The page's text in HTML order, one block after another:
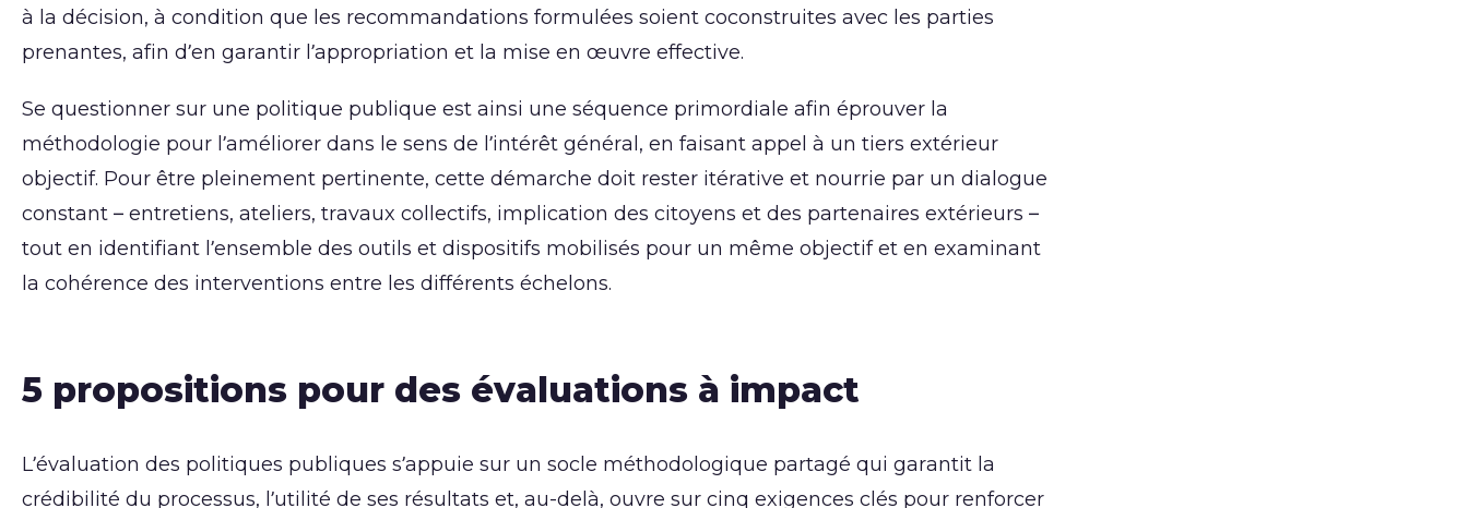
à la décision, à condition que les recommandations formulées soient coconstruites avec les parties
prenantes, afin d’en garantir l’appropriation et la mise en œuvre effective.
Se questionner sur une politique publique est ainsi une séquence primordiale afin éprouver la
méthodologie pour l’améliorer dans le sens de l’intérêt général, en faisant appel à un tiers extérieur
objectif. Pour être pleinement pertinente, cette démarche doit rester itérative et nourrie par un dialogue
constant – entretiens, ateliers, travaux collectifs, implication des citoyens et des partenaires extérieurs –
tout en identifiant l’ensemble des outils et dispositifs mobilisés pour un même objectif et en examinant
la cohérence des interventions entre les différents échelons.
5 propositions pour des évaluations à impact
L’évaluation des politiques publiques s’appuie sur un socle méthodologique partagé qui garantit la
crédibilité du processus, l’utilité de ses résultats et, au-delà, ouvre sur cinq exigences clés pour renforcer